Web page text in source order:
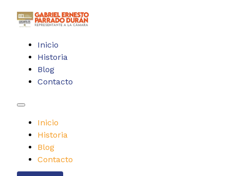
Inicio
Historia
Blog
Contacto
Inicio
Historia
Blog
Contacto